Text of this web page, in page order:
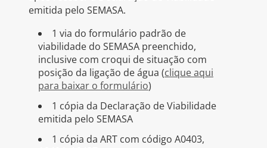
emitida pelo SEMASA.
1 via do formulário padrão de
viabilidade do SEMASA preenchido,
inclusive com croqui de situação com
posição da ligação de água (clique aqui
para baixar o formulário)
1 cópia da Declaração de Viabilidade
emitida pelo SEMASA
1 cópia da ART com código A0403,